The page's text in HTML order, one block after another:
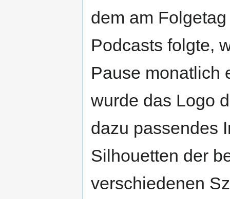
dem am
Podcasts folgte,
Pause monatlich
wurde das Logo
dazu passendes
Silhouetten der
verschiedenen